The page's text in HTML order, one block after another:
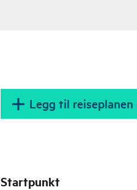
Legg til reiseplanen
Startpunkt